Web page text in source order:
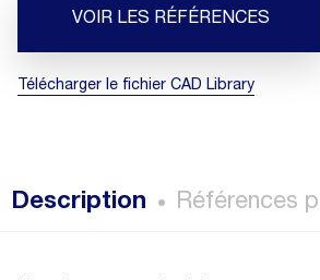
VOIR LES RÉFÉRENCES
Télécharger le fichier CAD Library
Description Références